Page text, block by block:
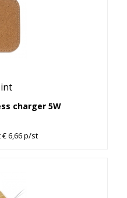
charger 5W
6,66 p/st